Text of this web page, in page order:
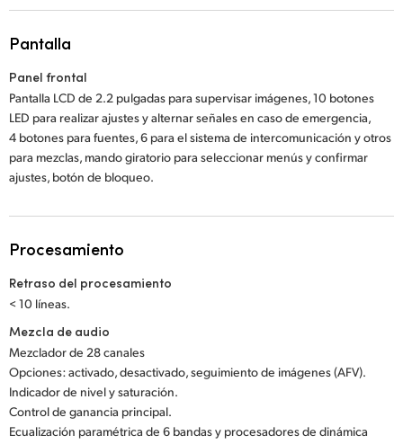
Pantalla
Panel frontal
Pantalla LCD de 2.2 pulgadas para supervisar imágenes, 10 botones
LED para realizar ajustes y alternar señales en caso de emergencia,
4 botones para fuentes, 6 para el sistema de intercomunicación y otros
para mezclas, mando giratorio para seleccionar menús y confirmar
ajustes, botón de bloqueo.
Procesamiento
Retraso del procesamiento
< 10 líneas.
Mezcla de audio
Mezclador de 28 canales
Opciones: activado, desactivado, seguimiento de imágenes (AFV).
Indicador de nivel y saturación.
Control de ganancia principal.
Ecualización paramétrica de 6 bandas y procesadores de dinámica